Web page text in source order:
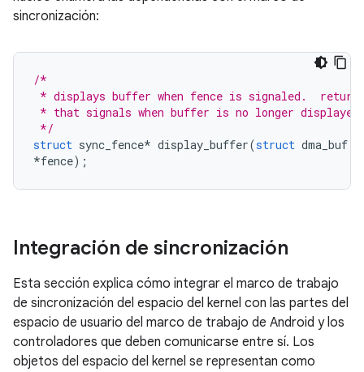
sincronización:
/*
* displays buffer when fence is signaled.
* that signals when buffer is no longer
*/
struct sync_fence* display_buffer(struct dma_buf
*fence);
Integración de sincronización
Esta sección explica cómo integrar el marco de trabajo
de sincronización del espacio del kernel con las partes del
espacio de usuario del marco de trabajo de Android y los
controladores que deben comunicarse entre sí. Los
objetos del espacio del kernel se representan como